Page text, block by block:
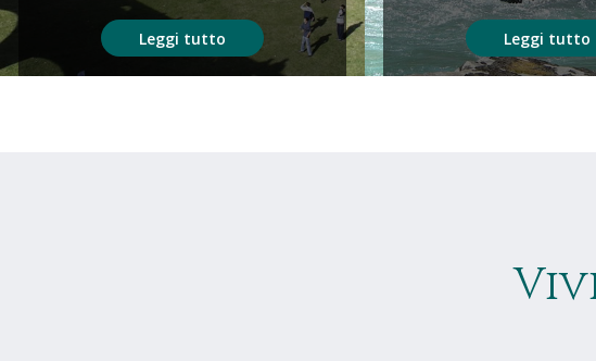
Leggi tutto Leggi tutto